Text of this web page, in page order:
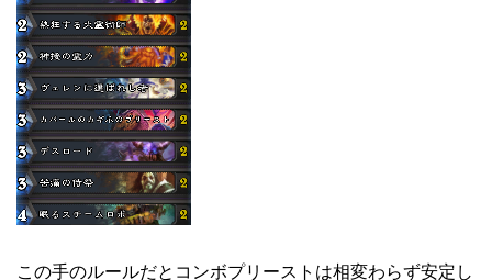
この手のルールだとコンボプリーストは相変わらず安定し